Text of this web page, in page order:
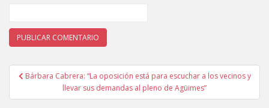
Navegación de entradas
Bárbara Cabrera: “La oposición está para escuchar a los vecinos y
llevar sus demandas al pleno de Agüimes”